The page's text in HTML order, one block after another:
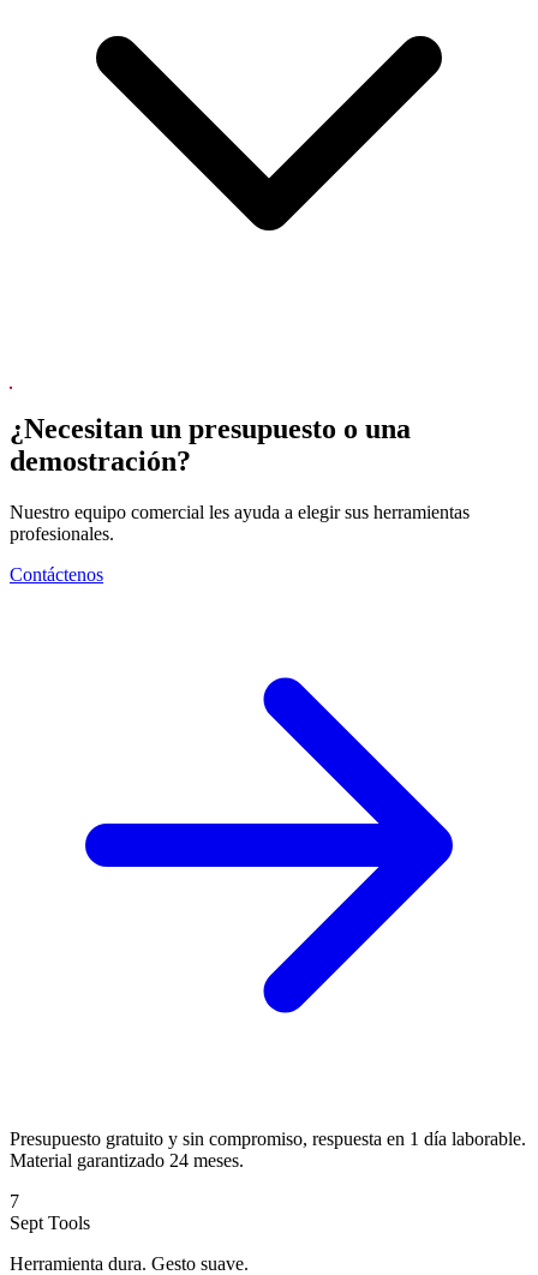
¿Necesitan un presupuesto o una
demostración?
Nuestro equipo comercial les ayuda a elegir sus herramientas
profesionales.
Contáctenos
Presupuesto gratuito y sin compromiso, respuesta en 1 día laborable.
Material garantizado 24 meses.
7
Sept Tools
Herramienta dura. Gesto suave.